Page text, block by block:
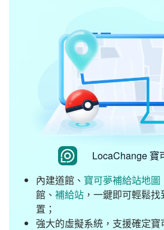
LocaChange 寶
內建道館、 寶可夢補給站地圖
館、 補給站 ，一鍵即可輕鬆
置；
強大的虛擬系統，支援確定寶